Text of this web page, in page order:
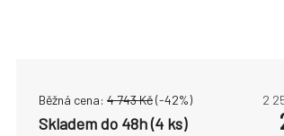
Běžná cena: 4 743Kč(-42%) 2
Skladem do 48h (4 ks)